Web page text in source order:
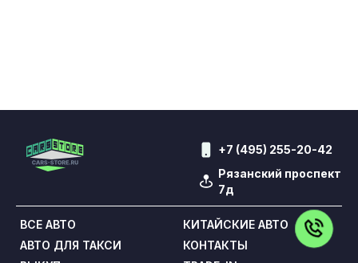
+7 (495) 255-20-42
Рязанский проспект
7д
ВСЕ АВТО
КИТАЙСКИЕ АВТО
АВТО ДЛЯ ТАКСИ
КОНТАКТЫ